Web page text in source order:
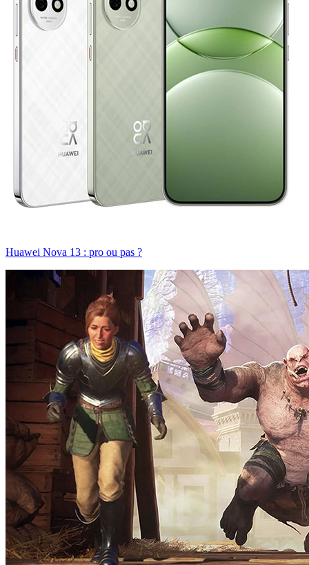
Huawei Nova 13 : pro ou pas ?